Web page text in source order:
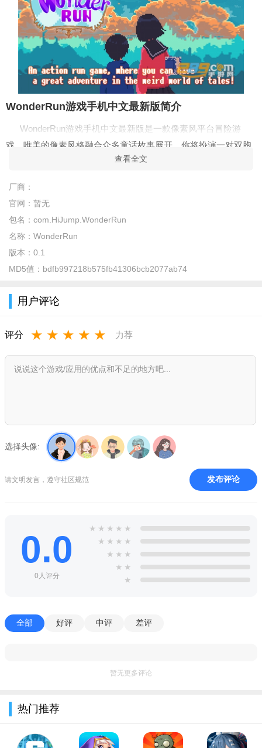
WonderRun游戏手机中文最新版简介
WonderRun游戏手机中文最新版是一款像素风平台冒险游
戏，唯美的像素风格融合众多童话故事展开。你将扮演一对双胞
胎前往童话世界，各个关卡场景均有童话改编而成，因此你将见
WonderRun游戏手机中文最新版特色
1、精致的画，面精致的游戏画面，独特的设计理念，给你别
样的风采。
2、寻找资源，通过寻找更多的资源，来扩建自己的农场，创
造更多新颖的道具。
3、建造农场，玩家需要建造农场，进行简单的改造，打造专
WonderRun游戏手机中文最新版功能
破碎的世界，这个游戏画面出色，音乐也很棒。你们还可以
带领你们的人民征服其他国家。
在这个星球上，你可以安排各种不同的人类诞生，让数以千
计的人定居在一起，形成居住地。
WonderRun游戏手机中文最新版特色
2、雇佣不同的人才，合理的安排在合适的岗位，为了这个城
市的发展贡献力量。
3、建造住宅，打造店铺，经营自己的生意，创造热闹的商业
强化你的角色用你在每个阶段收集的硬币强化你的角色。这
故事随着您逐步完成各个阶段，故事将会继续。你会遇到著
莫莫塔鲁！享受故事，充满可爱的角色！
查看全文
厂商：
官网： 暂无
包名： com.HiJump.WonderRun
名称： WonderRun
版本： 0.1
MD5值： bdfb997218b575fb41306bcb2077ab74
用户评论
评分 ★ ★ ★ ★ ★ 力荐
选择头像:
请文明发言，遵守社区规范 发布评论
0.0
0人评分
★ ★ ★ ★ ★
★ ★ ★ ★
★ ★ ★
★ ★
★
全部 好评 中评 差评
暂无更多评论
热门推荐